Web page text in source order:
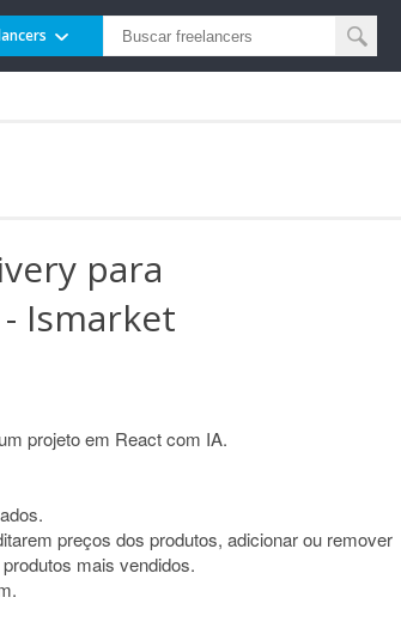
para
Ismarket
projeto em React com IA.
preços dos produtos, adicionar ou remover
mais vendidos.